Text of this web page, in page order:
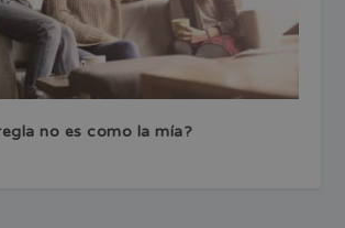
no es como la mía?